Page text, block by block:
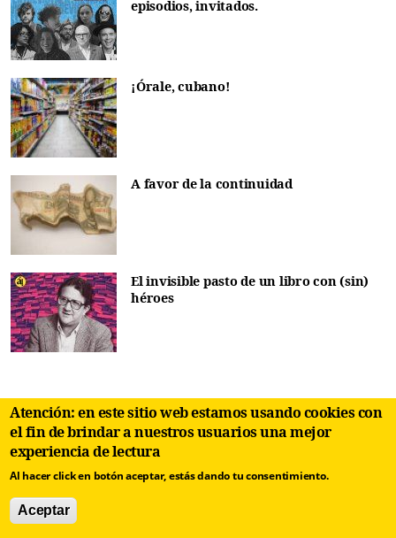
episodios, invitados.
¡Órale, cubano!
A favor de la continuidad
El invisible pasto de un libro con (sin)
héroes
ÚTILES:
víctimas de violencia de género en Cuba
Atención: en este sitio web estamos usando cookies con
el fin de brindar a nuestros usuarios una mejor
experiencia de lectura
Al hacer click en botón aceptar, estás dando tu consentimiento.
Aceptar